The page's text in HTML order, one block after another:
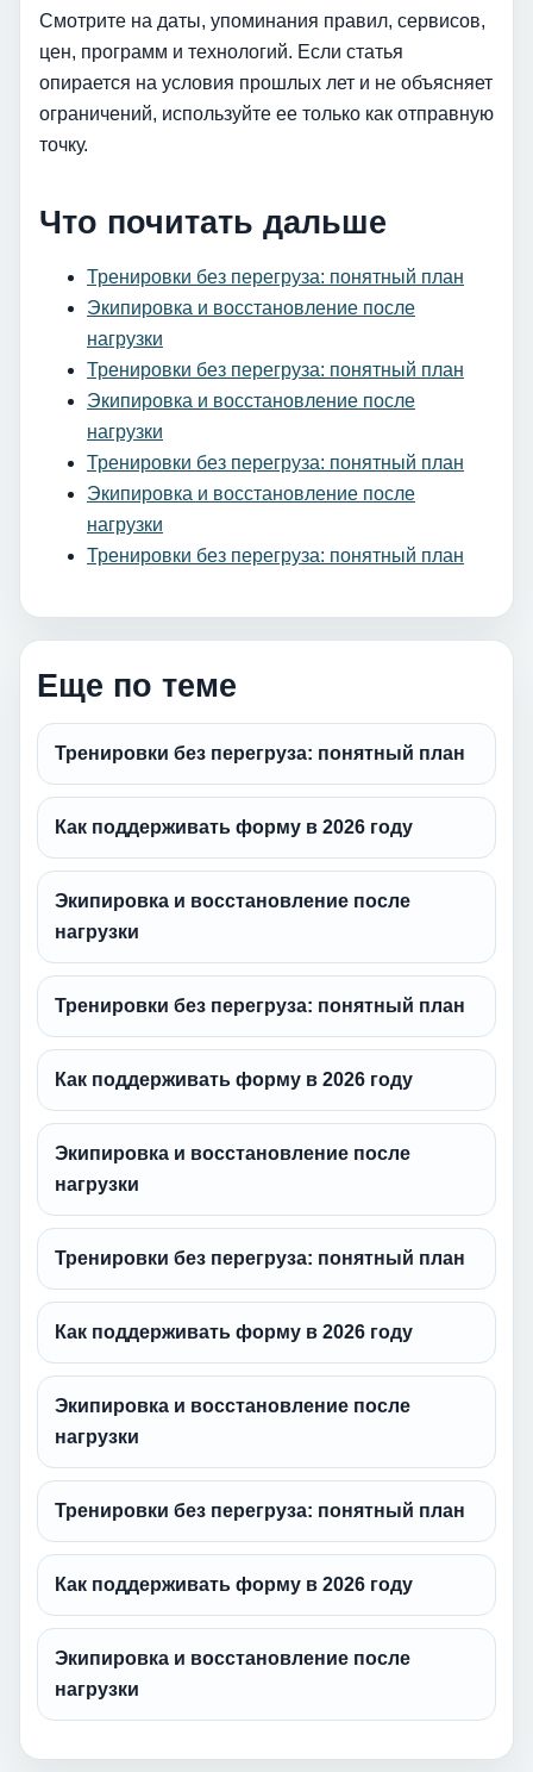
Смотрите на даты, упоминания правил, сервисов,
цен, программ и технологий. Если статья
опирается на условия прошлых лет и не объясняет
ограничений, используйте ее только как отправную
точку.
Что почитать дальше
Тренировки без перегруза: понятный план
Экипировка и восстановление после
нагрузки
Тренировки без перегруза: понятный план
Экипировка и восстановление после
нагрузки
Тренировки без перегруза: понятный план
Экипировка и восстановление после
нагрузки
Тренировки без перегруза: понятный план
Еще по теме
Тренировки без перегруза: понятный план
Как поддерживать форму в 2026 году
Экипировка и восстановление после
нагрузки
Тренировки без перегруза: понятный план
Как поддерживать форму в 2026 году
Экипировка и восстановление после
нагрузки
Тренировки без перегруза: понятный план
Как поддерживать форму в 2026 году
Экипировка и восстановление после
нагрузки
Тренировки без перегруза: понятный план
Как поддерживать форму в 2026 году
Экипировка и восстановление после
нагрузки